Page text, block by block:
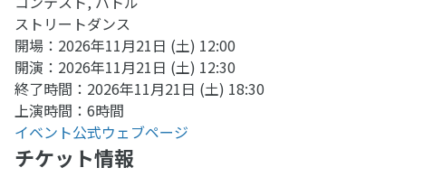
ストリートダンス
開場：2026年11月21日 (土) 12:00
開演：2026年11月21日 (土) 12:30
終了時間：2026年11月21日 (土) 18:30
上演時間：6時間
イベント公式ウェブページ
チケット情報